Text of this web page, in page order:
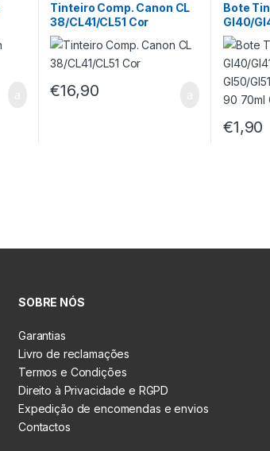
Tinteiro Comp. Canon CL
38/CL41/CL51 Cor
€16,90
Bote
GI40/
0/GI50/
6/
€1,90
SOBRE NÓS
Garantias
Livro de reclamações
Termos e Condições
Direito à Privacidade e RGPD
Expedição de encomendas e envios
Contactos